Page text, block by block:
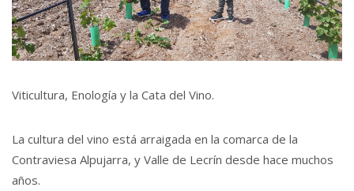
Viticultura, Enología y la Cata del Vino.
La cultura del vino está arraigada en la comarca de la
Contraviesa Alpujarra, y Valle de Lecrín desde hace muchos
años.